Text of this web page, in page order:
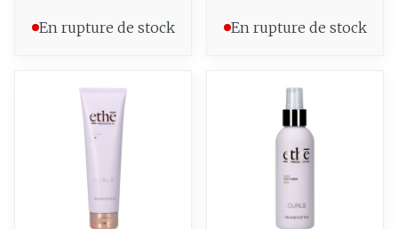
En rupture de stock En rupture de stock